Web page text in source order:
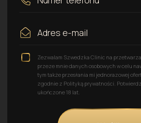
Zezwalam Szwedzka Clinic na
przeze mnie danych osobowych w celu
tym także przesłania mi jednorazowej
zgodnie z Polityką prywatności.
ukończone 18 lat.